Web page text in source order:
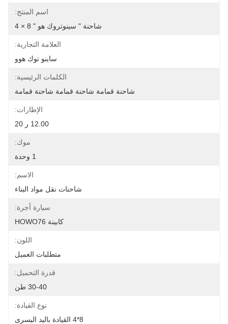
اسم المنتج:
شاحنة " سينوتروك هو " 8 × 4
العلامة التجارية:
ساينو توك هوو
الكلمات الرئيسية:
شاحنة قمامة شاحنة قمامة شاحنة قمامة
الإطارات:
12.00 ر 20
موك:
1 وحدة
الاسم:
شاحنات نقل مواد البناء
سيارة أجرة:
كابينة HOWO76
اللون:
متطلبات العميل
قدرة التحميل:
30-40 طن
نوع القيادة:
8*4 القيادة باليد اليسرى